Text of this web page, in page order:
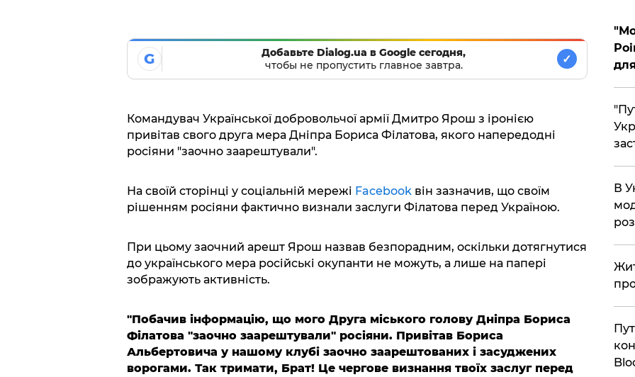
G
Добавьте Dialog.ua в Google сегодня,
чтобы не пропустить главное завтра.
✓
Командувач Української добровольчої армії Дмитро Ярош з іронією
привітав свого друга мера Дніпра Бориса Філатова, якого напередодні
росіяни "заочно заарештували".
На своїй сторінці у соціальній мережі Facebookвін зазначив, що своїм
рішенням росіяни фактично визнали заслуги Філатова перед Україною.
При цьому заочний арешт Ярош назвав безпорадним, оскільки дотягнутися
до українського мера російські окупанти не можуть, а лише на папері
зображують активність.
"Побачив інформацію, що мого Друга міського голову Дніпра Бориса
Філатова "заочно заарештували" росіяни. Привітав Бориса
Альбертовича у нашому клубі заочно заарештованих і засуджених
ворогами. Так тримати, Брат! Це чергове визнання твоїх заслуг перед
В